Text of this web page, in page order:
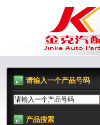
请输入一个产品号码
请输入一个产品号码
产品搜索